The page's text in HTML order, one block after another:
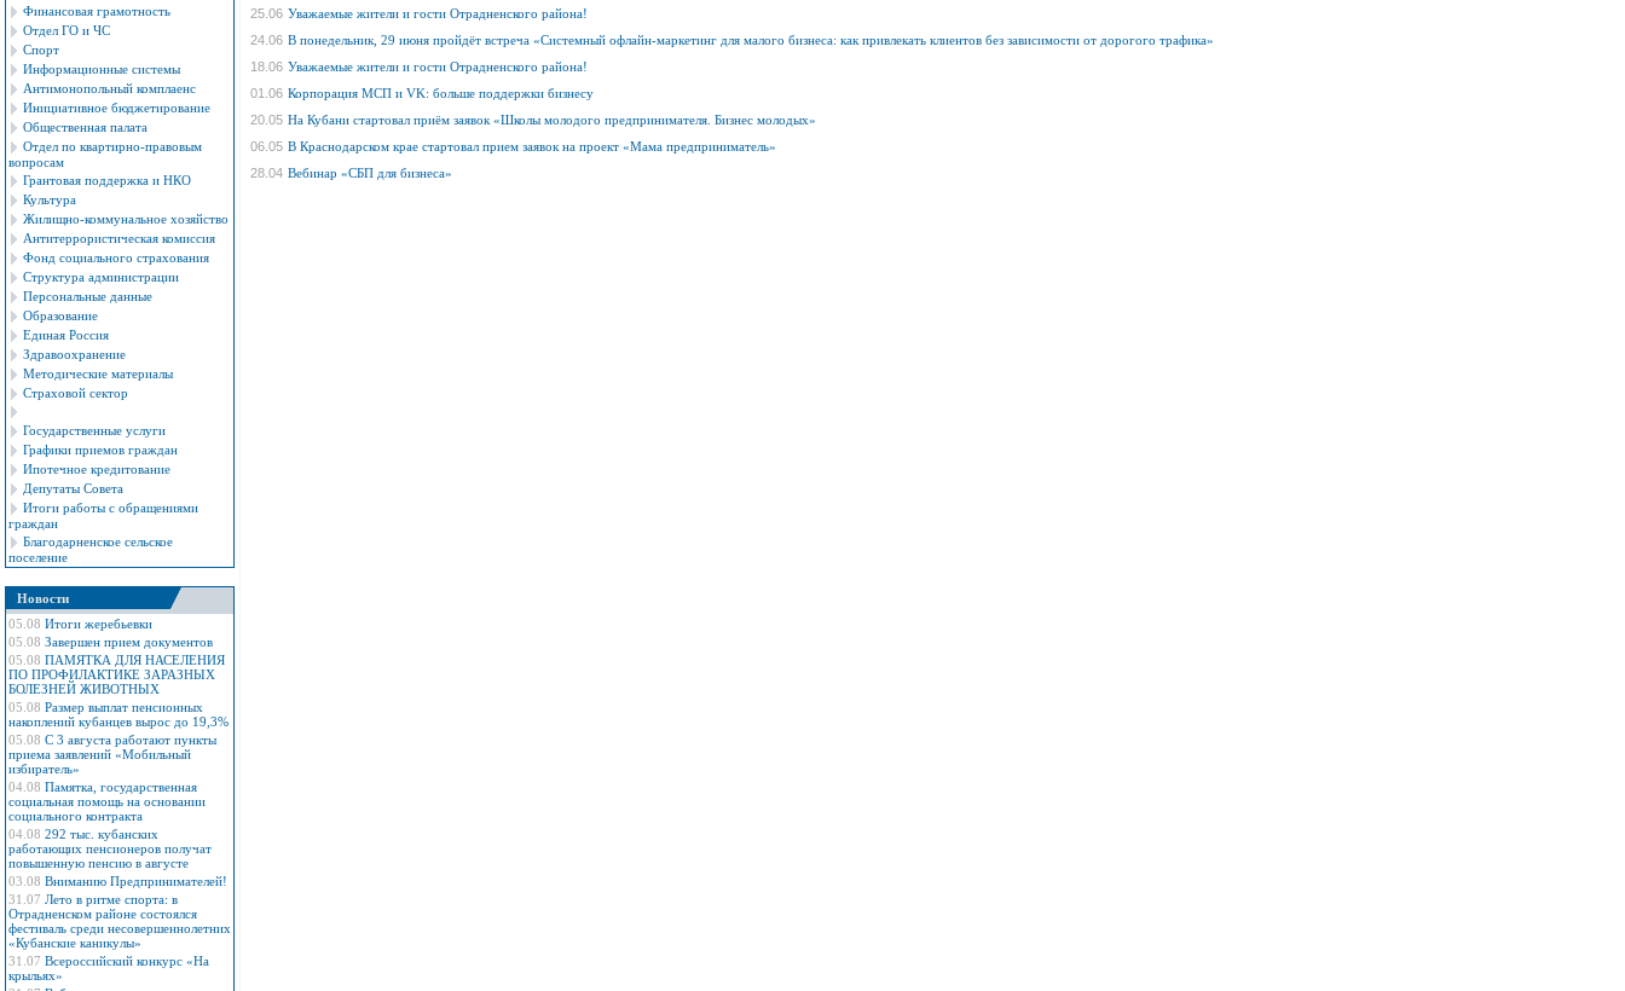
Финансовая грамотность
Отдел ГО и ЧС
Спорт
Информационные системы
Антимонопольный комплаенс
Инициативное бюджетирование
Общественная палата
Отдел по квартирно-правовым
вопросам
Грантовая поддержка и НКО
Культура
Жилищно-коммунальное хозяйство
Антитеррористическая комиссия
Фонд социального страхования
Структура администрации
Персональные данные
Образование
Единая Россия
Здравоохранение
Методические материалы
Страховой сектор
Государственные услуги
Графики приемов граждан
Ипотечное кредитование
Депутаты Совета
Итоги работы с обращениями
граждан
Благодарненское сельское
поселение
Новости
05.08 Итоги жеребьевки
05.08 Завершен прием документов
05.08 ПАМЯТКА ДЛЯ НАСЕЛЕНИЯ
ПО ПРОФИЛАКТИКЕ ЗАРАЗНЫХ
БОЛЕЗНЕЙ ЖИВОТНЫХ
05.08 Размер выплат пенсионных
накоплений кубанцев вырос до 19,3%
05.08 С 3 августа работают пункты
приема заявлений «Мобильный
избиратель»
04.08 Памятка, государственная
социальная помощь на основании
социального контракта
04.08 292 тыс. кубанских
работающих пенсионеров получат
повышенную пенсию в августе
03.08 Вниманию Предпринимателей!
31.07 Лето в ритме спорта: в
Отрадненском районе состоялся
фестиваль среди несовершеннолетних
«Кубанские каникулы»
31.07 Всероссийский конкурс «На
крыльях»
25.06 Уважаемые жители и гости Отрадненского района!
24.06 В понедельник, 29 июня пройдёт встреча «Системный офлайн-маркетинг для малого бизнеса: как привлекать клиентов без зависимости от дорогого трафика»
18.06 Уважаемые жители и гости Отрадненского района!
01.06 Корпорация МСП и VK: больше поддержки бизнесу
20.05 На Кубани стартовал приём заявок «Школы молодого предпринимателя. Бизнес молодых»
06.05 В Краснодарском крае стартовал прием заявок на проект «Мама предприниматель»
28.04 Вебинар «СБП для бизнеса»